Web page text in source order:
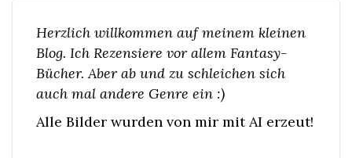
Herzlich willkommen auf meinem kleinen
Blog. Ich Rezensiere vor allem Fantasy-
Bücher. Aber ab und zu schleichen sich
auch mal andere Genre ein :)
Alle Bilder wurden von mir mit AI erzeut!